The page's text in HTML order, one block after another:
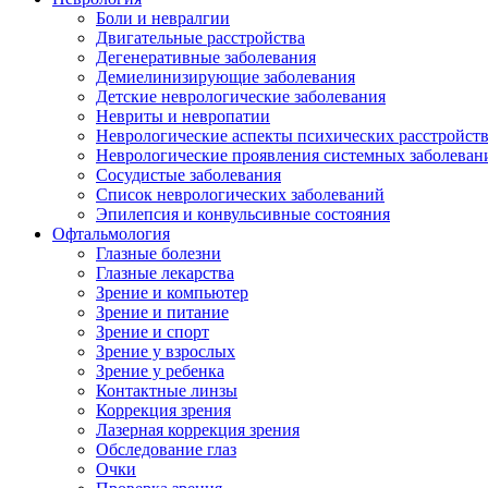
Боли и невралгии
Двигательные расстройства
Дегенеративные заболевания
Демиелинизирующие заболевания
Детские неврологические заболевания
Невриты и невропатии
Неврологические аспекты психических расстройств
Неврологические проявления системных
Сосудистые заболевания
Список неврологических заболеваний
Эпилепсия и конвульсивные состояния
Офтальмология
Глазные болезни
Глазные лекарства
Зрение и компьютер
Зрение и питание
Зрение и спорт
Зрение у взрослых
Зрение у ребенка
Контактные линзы
Коррекция зрения
Лазерная коррекция зрения
Обследование глаз
Очки